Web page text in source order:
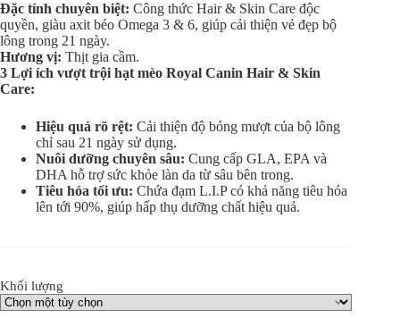
Đặc tính chuyên biệt: Công thức Hair & Skin Care độc
quyền, giàu axit béo Omega 3 & 6, giúp cải thiện vẻ đẹp bộ
lông trong 21 ngày.
Hương vị: Thịt gia cầm.
3 Lợi ích vượt trội hạt mèo Royal Canin Hair & Skin
Care:
Hiệu quả rõ rệt: Cải thiện độ bóng mượt của bộ lông
chỉ sau 21 ngày sử dụng.
Nuôi dưỡng chuyên sâu: Cung cấp GLA, EPA và
DHA hỗ trợ sức khỏe làn da từ sâu bên trong.
Tiêu hóa tối ưu: Chứa đạm L.I.P có khả năng tiêu hóa
lên tới 90%, giúp hấp thụ dưỡng chất hiệu quả.
Khối lượng